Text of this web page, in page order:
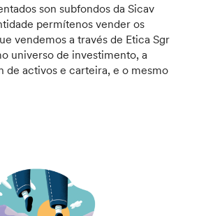
son subfondos da Sicav
permítenos vender os
vendemos a través de Etica Sgr
universo de investimento, a
de activos e carteira, e o mesmo